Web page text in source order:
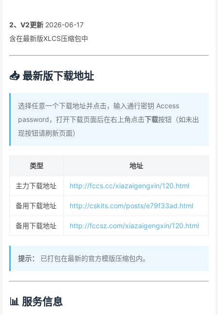
2、V2更新 2026-06-17
含在最新版XLCS压缩包中
📥 最新版下载地址
选择任意一个下载地址并点击，输入通行密钥 Access
password，打开下载页面后在右上角点击下载按钮（如未出
现按钮请刷新页面）
类型 地址
主力下载地址 http://fccs.cc/xiazaigengxin/120.html
备用下载地址 http://cskits.com/posts/e79f33ad.html
备用下载地址 http://fccsz.com/xiazaigengxin/120.html
提示： 已打包在最新的官方模版压缩包内。
📊 服务信息